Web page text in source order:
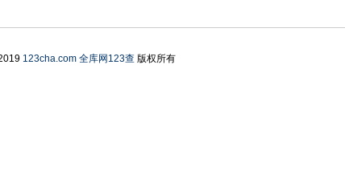
123cha.com 全库网123查版权所有